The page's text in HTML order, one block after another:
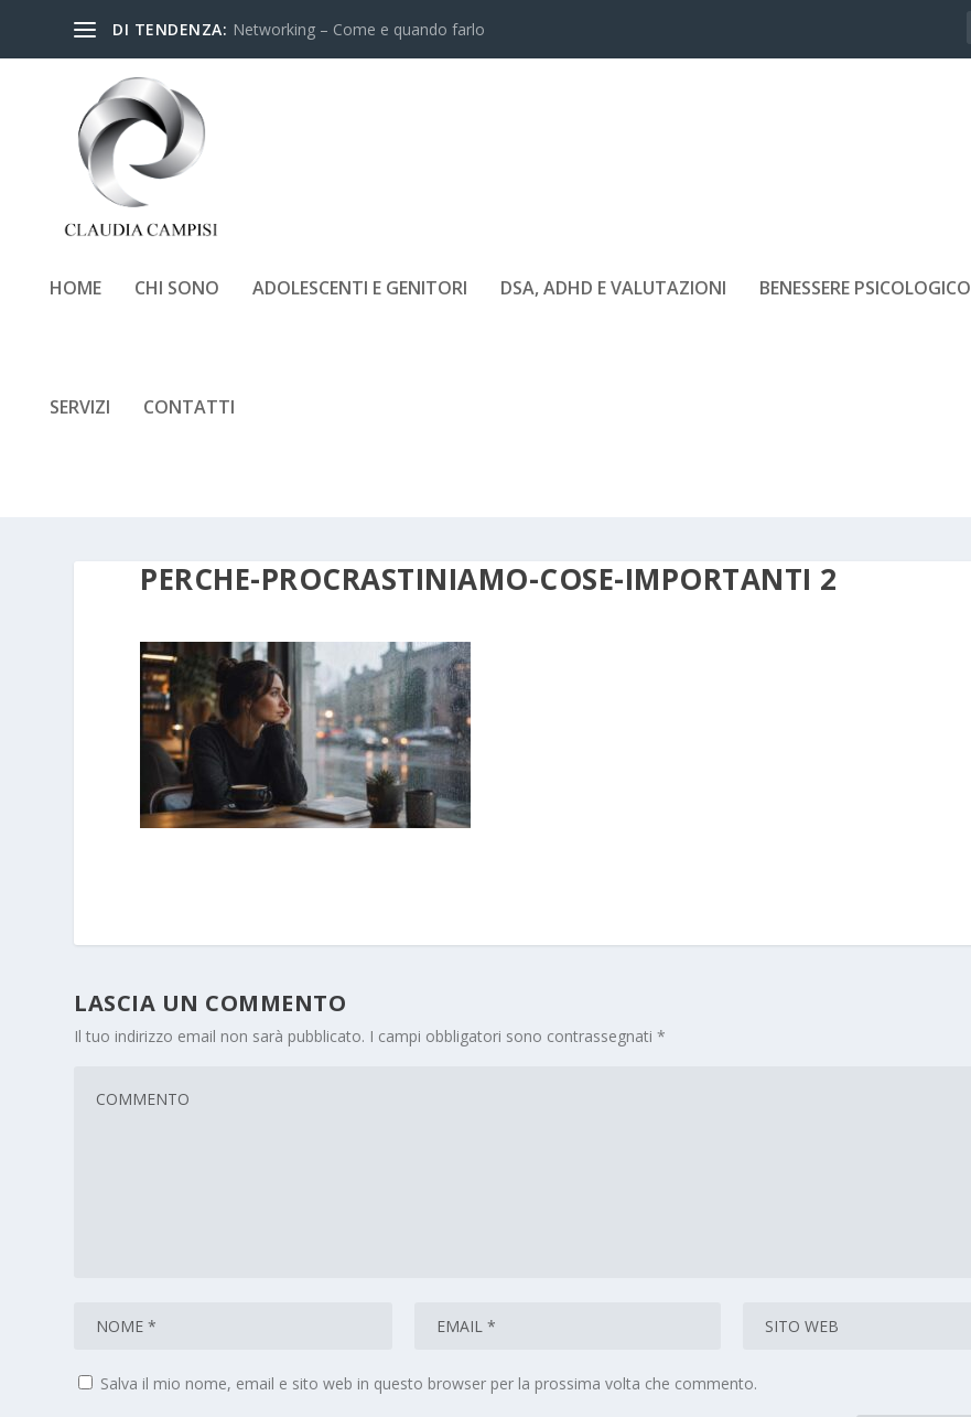
DI TENDENZA: Networking – Come e quando farlo
HOME CHI SONO ADOLESCENTI E GENITORI DSA, ADHD E VALUTAZIONI BENESSERE PSICOLOGICO
SERVIZI CONTATTI
PERCHE-PROCRASTINIAMO-COSE-IMPORTANTI 2
LASCIA UN COMMENTO
Il tuo indirizzo email non sarà pubblicato. I campi obbligatori sono contrassegnati*
Salva il mio nome, email e sito web in questo browser per la prossima volta che commento.